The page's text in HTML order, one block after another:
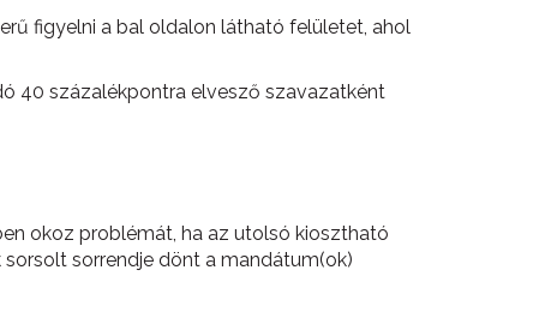
figyelni a bal oldalon látható felületet, ahol
40 százalékpontra elvesző szavazatként
okoz problémát, ha az utolsó kiosztható
sorrendje dönt a mandátum(ok)